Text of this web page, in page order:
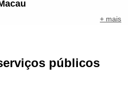
+ mais
públicos